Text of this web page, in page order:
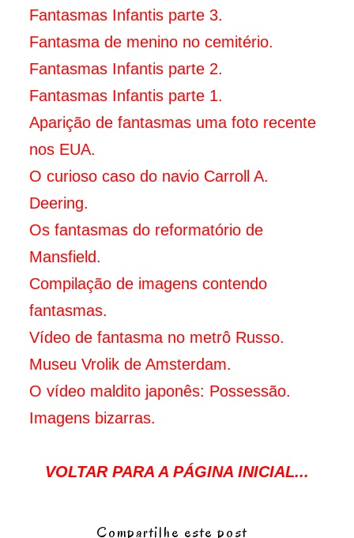
Fantasmas Infantis parte 3.
Fantasma de menino no cemitério.
Fantasmas Infantis parte 2.
Fantasmas Infantis parte 1.
Aparição de fantasmas uma foto recente
nos EUA.
O curioso caso do navio Carroll A.
Deering.
Os fantasmas do reformatório de
Mansfield.
Compilação de imagens contendo
fantasmas.
Vídeo de fantasma no metrô Russo.
Museu Vrolik de Amsterdam.
O vídeo maldito japonês: Possessão.
Imagens bizarras.
VOLTAR PARA A PÁGINA INICIAL...
Compartilhe este post